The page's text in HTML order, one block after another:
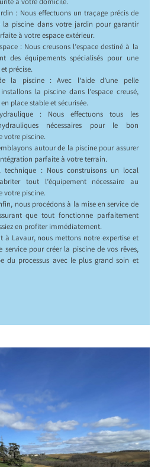
à votre domicile.
: Nous effectuons un traçage précis de
la piscine dans votre jardin pour garantir
à votre espace extérieur.
: Nous creusons l’espace destiné à la
des équipements spécialisés pour une
précise.
la piscine : Avec l’aide d’une pelle
la piscine dans l’espace creusé,
place stable et sécurisée.
: Nous effectuons tous les
nécessaires pour le bon
votre piscine.
autour de la piscine pour assurer
parfaite à votre terrain.
technique : Nous construisons un local
tout l’équipement nécessaire au
votre piscine.
nous procédons à la mise en service de
que tout fonctionne parfaitement
en profiter immédiatement.
à Lavaur, nous mettons notre expertise et
pour créer la piscine de vos rêves,
du processus avec le plus grand soin et